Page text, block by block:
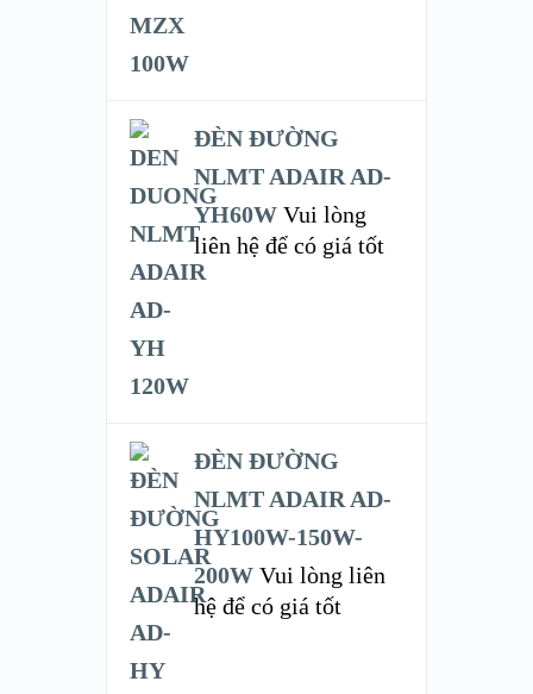
ĐÈN ĐƯỜNG
NLMT ADAIR AD-
YH60W Vui lòng
liên hệ để có giá tốt
ĐÈN ĐƯỜNG
NLMT ADAIR AD-
HY100W-150W-
200W Vui lòng liên
hệ để có giá tốt